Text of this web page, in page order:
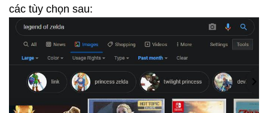
các tùy chọn sau: